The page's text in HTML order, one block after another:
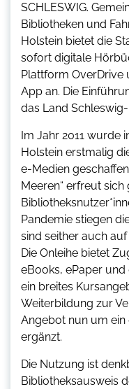
SCHLESWIG.
Bibliotheken und
Holstein bietet die
sofort digitale
Plattform
App an. Die
das Land
Im Jahr 2011 wurde
Holstein erstmalig
e-Medien
Meeren“ erfreut
Pandemie stiegen
sind seither auch
Die Onleihe bietet
eBooks, ePaper
ein breites
Weiterbildung zur
Angebot nun um
ergänzt.
Die Nutzung ist
Bibliotheksausweis